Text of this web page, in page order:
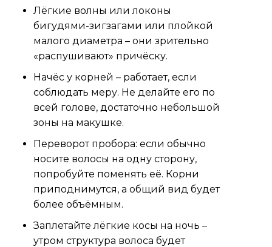
Лёгкие волны или локоны
бигудями-зигзагами или плойкой
малого диаметра – они зрительно
«распушивают» причёску.
Начёс у корней – работает, если
соблюдать меру. Не делайте его по
всей голове, достаточно небольшой
зоны на макушке.
Переворот пробора: если обычно
носите волосы на одну сторону,
попробуйте поменять её. Корни
приподнимутся, а общий вид будет
более объёмным.
Заплетайте лёгкие косы на ночь –
утром структура волоса будет